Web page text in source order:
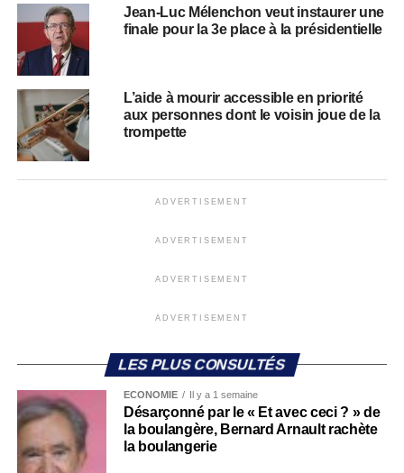
Jean-Luc Mélenchon veut instaurer une
finale pour la 3e place à la présidentielle
L’aide à mourir accessible en priorité
aux personnes dont le voisin joue de la
trompette
ADVERTISEMENT
ADVERTISEMENT
ADVERTISEMENT
ADVERTISEMENT
LES PLUS CONSULTÉS
ECONOMIE Il y a 1 semaine
Désarçonné par le « Et avec ceci ? » de
la boulangère, Bernard Arnault rachète
la boulangerie